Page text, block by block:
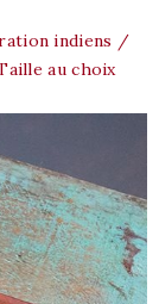
indiens
au choix